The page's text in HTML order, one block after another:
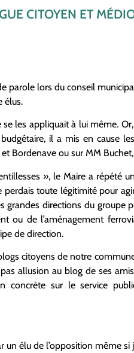
CITOYEN ET
parole lors du conseil
élus.
les appliquait à lui même.
il a mis en cause
Bordenave ou sur MM
», le Maire a répété
toute légitimité pour
grandes directions du groupe
ou de l’aménagement
de direction.
citoyens de notre
pas allusion au blog de ses
concrète sur le service
un élu de l’opposition même